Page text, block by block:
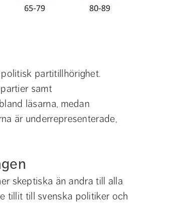
partitillhörighet.
samt
läsarna, medan
är underrepresenterade,
skeptiska än andra till alla
tillit till svenska politiker och